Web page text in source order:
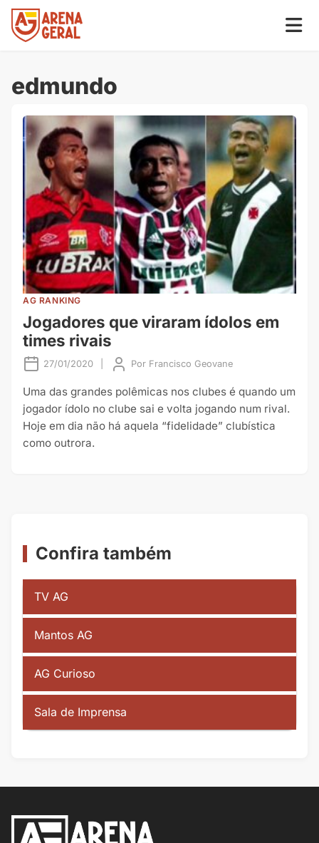
edmundo
AG RANKING
Jogadores que viraram ídolos em
times rivais
27/01/2020 Por Francisco Geovane
Uma das grandes polêmicas nos clubes é quando um
jogador ídolo no clube sai e volta jogando num rival.
Hoje em dia não há aquela “fidelidade” clubística
como outrora.
Confira também
TV AG
Mantos AG
AG Curioso
Sala de Imprensa